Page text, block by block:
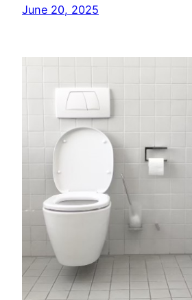
June 20, 2025